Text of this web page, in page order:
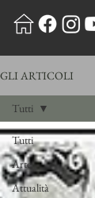
GLI ARTICOLI
Tutti
Arte
Attualità
Tutti